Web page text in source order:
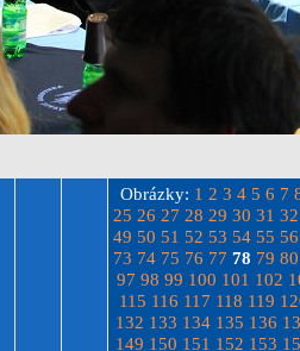
Obrázky: 1 2 3 4 5 6 7
25 26 27 28 29 30 31 32
49 50 51 52 53 54 55 56
73 74 75 76 77 78 79 80
97 98 99 100 101 102
115 116 117 118 119
132 133 134 135 136
149 150 151 152 153